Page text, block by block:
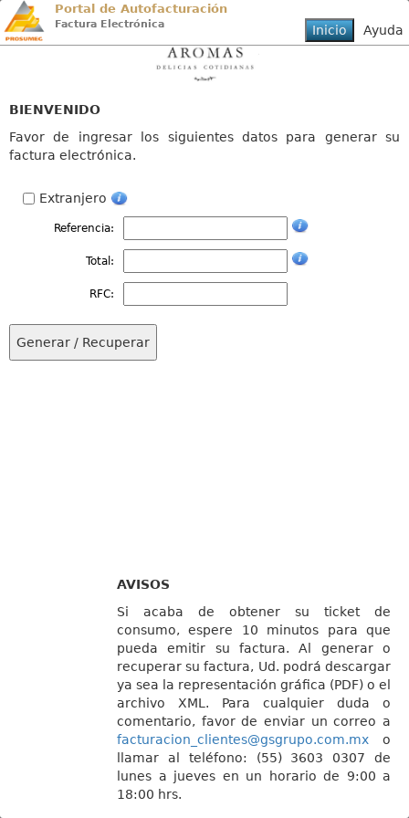
Portal de Autofacturación
Factura Electrónica
BIENVENIDO
Favor de ingresar los siguientes datos para generar su
factura electrónica.
Extranjero
Referencia:
Total:
RFC:
AVISOS
Si acaba de obtener su ticket de
consumo, espere 10 minutos para que
pueda emitir su factura. Al generar o
recuperar su factura, Ud. podrá descargar
ya sea la representación gráfica (PDF) o el
archivo XML. Para cualquier duda o
comentario, favor de enviar un correo a
facturacion_clientes@gsgrupo.com.mx o
llamar al teléfono: (55) 3603 0307 de
lunes a jueves en un horario de 9:00 a
18:00 hrs.